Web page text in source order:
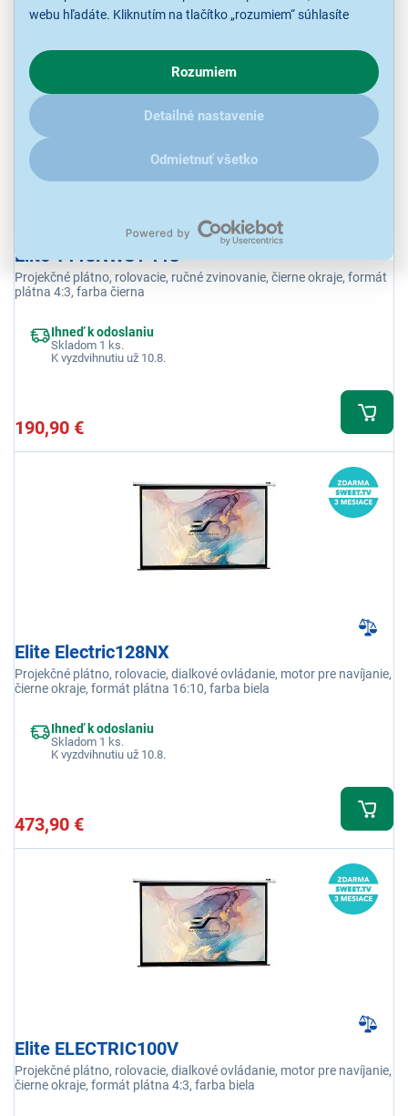
webu hľadáte. Kliknutím na tlačítko „rozumiem“ súhlasíte
o chovaní na webe pre zobrazovaní cielených reklám.
V prípade že vás zaujímajú detaily, ako u nás s cookies a
ďalšími údaji pracujeme, kliknitesem.
Rozumiem
Detailné nastavenie
Odmietnuť všetko
Elite T113NWS1 113"
Projekčné plátno, rolovacie, ručné zvinovanie, čierne okraje, formát
plátna 4:3, farba čierna
Ihneď k odoslaniu
Skladom 1 ks.
K vyzdvihnutiu už 10.8.
190,90 €
Elite Electric128NX
Projekčné plátno, rolovacie, dialkové ovládanie, motor pre navíjanie,
čierne okraje, formát plátna 16:10, farba biela
Ihneď k odoslaniu
Skladom 1 ks.
K vyzdvihnutiu už 10.8.
473,90 €
Elite ELECTRIC100V
Projekčné plátno, rolovacie, dialkové ovládanie, motor pre navíjanie,
čierne okraje, formát plátna 4:3, farba biela